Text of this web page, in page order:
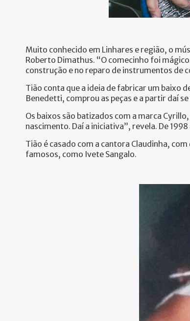
Muito conhecido em Linhares e região, o
Roberto Dimathus. “O comecinho foi
construção e no reparo de instrumentos de
Tião conta que a ideia de fabricar um baixo
Benedetti, comprou as peças e a partir daí
Os baixos são batizados com a marca
nascimento. Daí a iniciativa”, revela. De
Tião é casado com a cantora Claudinha,
famosos, como Ivete Sangalo.